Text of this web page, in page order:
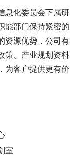
化委员会下属研
能部门保持紧密的
资源优势，公司有
策、产业规划资料
为客户提供更有价
室